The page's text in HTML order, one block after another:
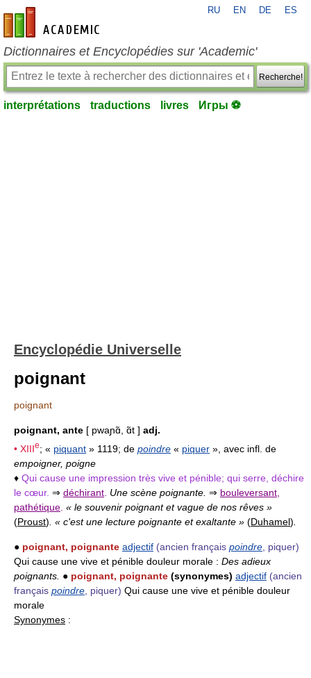
fr-academic.com
RU EN DE ES
Dictionnaires et Encyclopédies sur 'Academic'
Recherche!
interprétations traductions livres Игры ⚽
Encyclopédie Universelle
poignant
poignant
poignant, ante [ pwaɲɑ̃, ɑ̃t ] adj.
• XIIIe; « piquant » 1119; de poindre « piquer », avec infl. de
empoigner, poigne
♦ Qui cause une impression très vive et pénible; qui serre, déchire
le cœur. ⇒ déchirant Une scène poignante. ⇒ bouleversant
pathétique « le souvenir poignant et vague de nos rêves »
(Proust) . « c'est une lecture poignante et exaltante » (Duhamel)
● poignant, poignante adjectif (ancien français poindre , piquer)
Qui cause une vive et pénible douleur morale : Des adieux
poignants. ● poignant, poignante (synonymes) adjectif (ancien
français poindre , piquer) Qui cause une vive et pénible douleur
morale
Synonymes :